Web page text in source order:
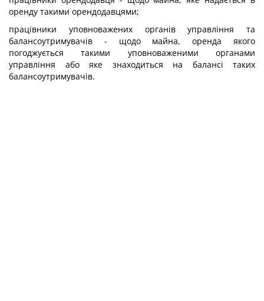
оренду такими орендодавцями;
працівники уповноважених органів управління та
балансоутримувачів - щодо майна, оренда якого
погоджується такими уповноваженими органами
управління або яке знаходиться на балансі таких
балансоутримувачів.